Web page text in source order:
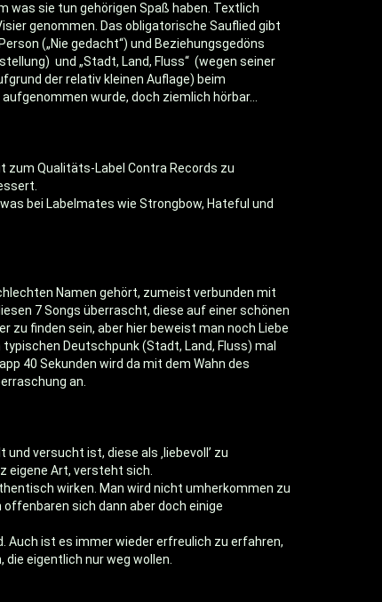
was sie tun gehörigen Spaß haben. Textlich
genommen. Das obligatorische Sauflied gibt
(„Nie gedacht“) und Beziehungsgedöns
und „Stadt, Land, Fluss“ (wegen seiner
der relativ kleinen Auflage) beim
wurde, doch ziemlich hörbar...
zum Qualitäts-Label Contra Records zu
bei Labelmates wie Strongbow, Hateful und
Namen gehört, zumeist verbunden mit
7 Songs überrascht, diese auf einer schönen
zu finden sein, aber hier beweist man noch Liebe
Deutschpunk (Stadt, Land, Fluss) mal
40 Sekunden wird da mit dem Wahn des
an.
und versucht ist, diese als ‚liebevoll’ zu
eigene Art, versteht sich.
wirken. Man wird nicht umherkommen zu
sich dann aber doch einige
Auch ist es immer wieder erfreulich zu erfahren,
eigentlich nur weg wollen.